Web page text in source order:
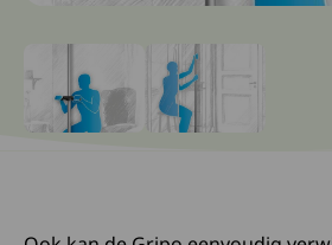
Ga naar slide: 0 Ga naar slide: 1